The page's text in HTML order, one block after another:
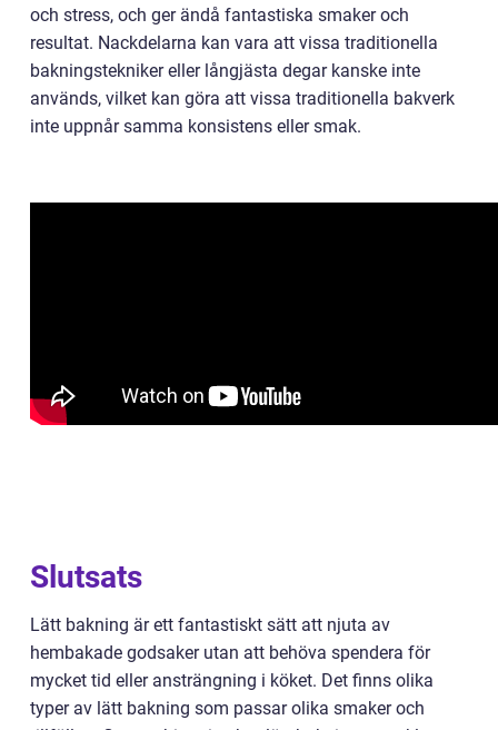
och stress, och ger ändå fantastiska smaker och
resultat. Nackdelarna kan vara att vissa traditionella
bakningstekniker eller långjästa degar kanske inte
används, vilket kan göra att vissa traditionella bakverk
inte uppnår samma konsistens eller smak.
Slutsats
Lätt bakning är ett fantastiskt sätt att njuta av
hembakade godsaker utan att behöva spendera för
mycket tid eller ansträngning i köket. Det finns olika
typer av lätt bakning som passar olika smaker och